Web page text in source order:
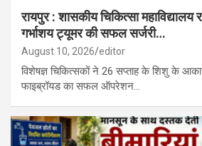
रायपुर : शासकीय चिकित्सा महाविद्यालय
गर्भाशय ट्यूमर की सफल सर्जरी…
August 10, 2026 editor
विशेषज्ञ चिकित्सकों ने 26 सप्ताह के शिशु के
फाइब्रॉयड का सफल ऑपरेशन…